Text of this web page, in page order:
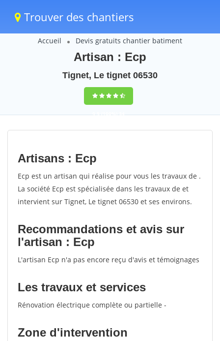
Trouver des chantiers
Accueil Devis gratuits chantier batiment
Artisan : Ecp
Tignet, Le tignet 06530
9,5(100%)34
votes
Artisans : Ecp
Ecp est un artisan qui réalise pour vous les travaux de .
La société Ecp est spécialisée dans les travaux de et
intervient sur Tignet, Le tignet 06530 et ses environs.
Recommandations et avis sur
l'artisan : Ecp
L'artisan Ecp n'a pas encore reçu d'avis et témoignages
Les travaux et services
Rénovation électrique complète ou partielle -
Zone d'intervention